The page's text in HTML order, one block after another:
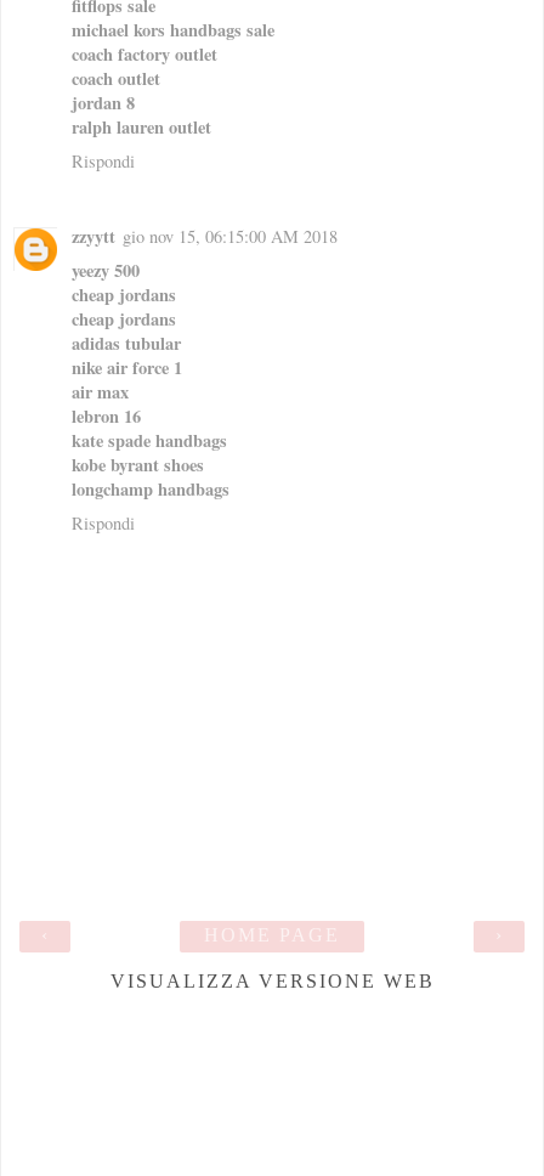
michael kors handbags sale
coach factory outlet
coach outlet
jordan 8
ralph lauren outlet
Rispondi
zzyytt gio nov 15, 06:15:00 AM 2018
yeezy 500
cheap jordans
cheap jordans
adidas tubular
nike air force 1
air max
lebron 16
kate spade handbags
kobe byrant shoes
longchamp handbags
Rispondi
›
HOME PAGE
VISUALIZZA VERSIONE WEB